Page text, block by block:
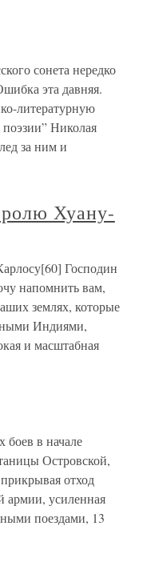
сонета нередко
эта давняя.
литературную
Николая
за ним и
Хуану-
Господин
напомнить вам,
землях, которые
Индиями,
и масштабная
в начале
Островской,
отход
армии, усиленная
поездами, 13